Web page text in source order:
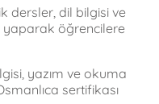
dersler, dil bilgisi ve
yaparak öğrencilere
yazım ve okuma
sertifikası